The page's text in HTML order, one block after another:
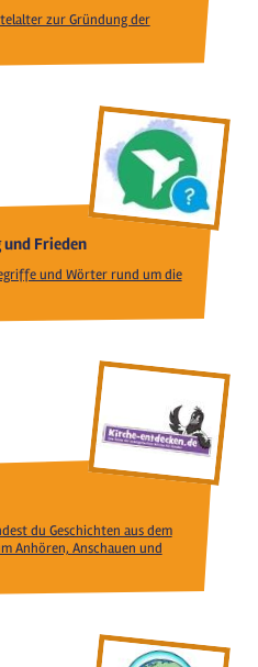
zur Gründung der
Frieden
und Wörter rund um die
du Geschichten aus dem
Anhören, Anschauen und